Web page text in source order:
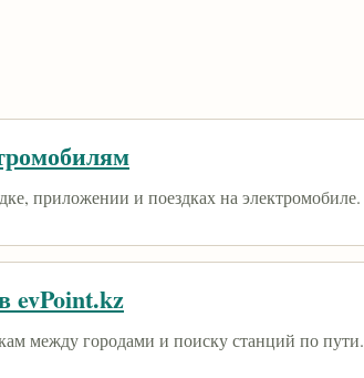
приложении и поездках на электромобиле.
evPoint.kz
между городами и поиску станций по пути.